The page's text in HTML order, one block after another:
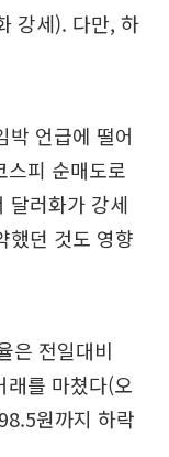
강세). 다만, 하
박 언급에 떨어
스피 순매도로
달러화가 강세
했던 것도 영향
은 전일대비
를 마쳤다(오
원까지 하락